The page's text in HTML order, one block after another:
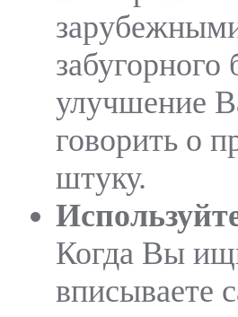
улучшение
говорить о
штуку.
Когда Вы
вписываете